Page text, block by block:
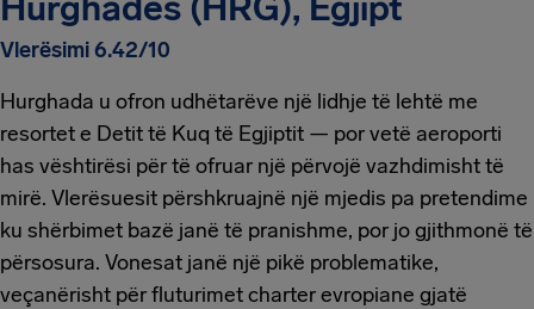
Vlerësimi 6.42/10
Hurghada u ofron udhëtarëve një lidhje të lehtë me
resortet e Detit të Kuq të Egjiptit — por vetë aeroporti
has vështirësi për të ofruar një përvojë vazhdimisht të
mirë. Vlerësuesit përshkruajnë një mjedis pa pretendime
ku shërbimet bazë janë të pranishme, por jo gjithmonë të
përsosura. Vonesat janë një pikë problematike,
veçanërisht për fluturimet charter evropiane gjatë